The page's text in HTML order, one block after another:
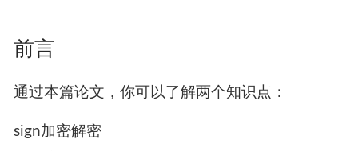
前言
通过本篇论文，你可以了解两个知识点：
sign加密解密